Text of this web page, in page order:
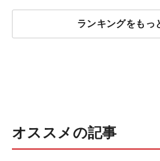
ランキングをもっ
オススメの記事